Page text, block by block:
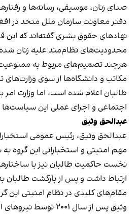
صدای زنان، موسیقی، رسانه‌ها و
دفتر معاونت سازمان ملل متحد در
نهادهای حقوق بشری گفته‌اند که
محدودیت‌های نظام‌مند علیه زنان
هرچند تصمیم‌های مربوط به
مکاتب و دانشگاه‌ها از سوی
طالبان اعلام شده است، اما وزارت
اجتماعی و اجرای عملی این
عبدالحق وثیق
عبدالحق وثیق، رئیس عمومی
مهم امنیتی و استخباراتی این گروه
نخست حاکمیت طالبان نیز با
ارتباط داشت و پس از بازگشت طالبان
مقام‌های کلیدی در نظام امنیتی
وثیق پس از سال ۲۰۰۱